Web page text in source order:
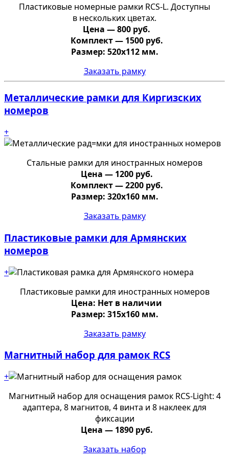
Пластиковые номерные рамки RCS-L. Доступны
в нескольких цветах.
Цена — 800 руб.
Комплект — 1500 руб.
Размер: 520х112 мм.
Заказать рамку
Металлические рамки для Киргизских
номеров
+
Стальные рамки для иностранных номеров
Цена — 1200 руб.
Комплект — 2200 руб.
Размер: 320х160 мм.
Заказать рамку
Пластиковые рамки для Армянских
номеров
+
Пластиковые рамки для иностранных номеров
Цена: Нет в наличии
Размер: 315х160 мм.
Заказать рамку
Магнитный набор для рамок RCS
+
Магнитный набор для оснащения рамок RCS-Light: 4
адаптера, 8 магнитов, 4 винта и 8 наклеек для
фиксации
Цена — 1890 руб.
Заказать набор